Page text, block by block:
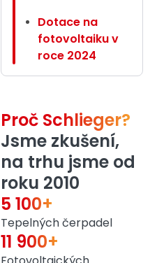
Dotace na
fotovoltaiku v
roce 2024
Proč Schlieger?
Jsme zkušení,
na trhu jsme od
roku 2010
5 100+
Tepelných čerpadel
11 900+